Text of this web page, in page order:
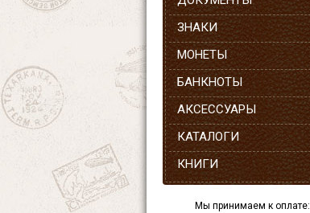
ЗНАКИ
МОНЕТЫ
БАНКНОТЫ
АКСЕССУАРЫ
КАТАЛОГИ
КНИГИ
Мы принимаем к оплате: